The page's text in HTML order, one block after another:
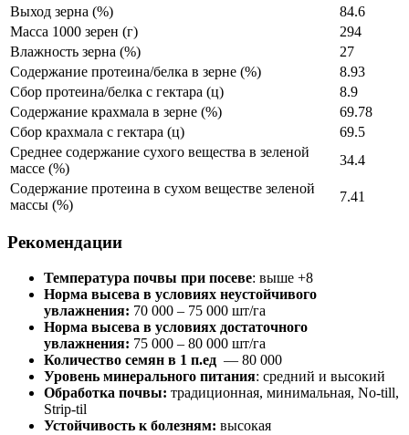
Выход зерна (%)
84.6
Масса 1000 зерен (г)
294
Влажность зерна (%)
27
Содержание протеина/белка в зерне (%)
8.93
Сбор протеина/белка с гектара (ц)
8.9
Содержание крахмала в зерне (%)
69.78
Сбор крахмала с гектара (ц)
69.5
Среднее содержание сухого вещества в зеленой
массе (%)
34.4
Содержание протеина в сухом веществе зеленой
массы (%)
7.41
Рекомендации
Температура почвы при посеве: выше +8
Норма высева в условиях неустойчивого
увлажнения: 70 000 – 75 000 шт/га
Норма высева в условиях достаточного
увлажнения: 75 000 – 80 000 шт/га
Количество семян в 1 п.ед — 80 000
Уровень минерального питания: средний и высокий
Обработка почвы: традиционная, минимальная, No-till,
Strip-til
Устойчивость к болезням: высокая